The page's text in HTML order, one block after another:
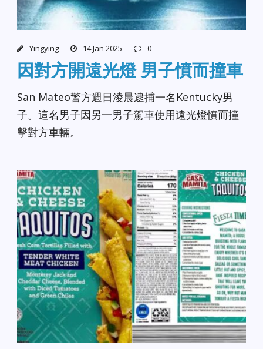
Yingying 14 Jan 2025 0
因對方開遠光燈 男子憤而撞車
San Mateo警方週日淩晨逮捕一名Kentucky男
子。這名男子因另一男子駕車使用遠光燈憤而撞
擊對方車輛。